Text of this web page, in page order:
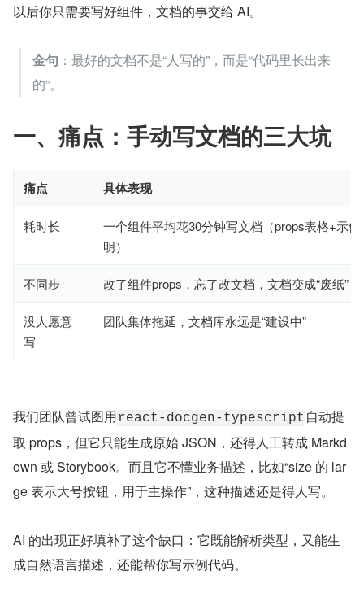
以后你只需要写好组件，文档的事交给 AI。
金句 ：最好的文档不是“人写的”，而是“代码里长出来
的”。
一、痛点：手动写文档的三大坑
痛点 具体表现
耗时长
一个组件平均花30分钟写文档（props表格+示
明）
不同步 改了组件props，忘了改文档，文档变成“废纸”
没人愿意
写
团队集体拖延，文档库永远是“建设中”
我们团队曾试图用 react-docgen-typescript 自动提
取 props，但它只能生成原始 JSON，还得人工转成 Markd
own 或 Storybook。而且它不懂业务描述，比如“size 的 lar
ge 表示大号按钮，用于主操作”，这种描述还是得人写。
AI 的出现正好填补了这个缺口：它既能解析类型，又能生
成自然语言描述，还能帮你写示例代码。